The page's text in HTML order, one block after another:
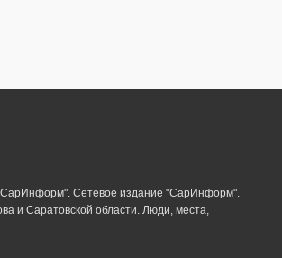
Сетевое издание "СарИнформ".
и Саратовской области. Люди, места,